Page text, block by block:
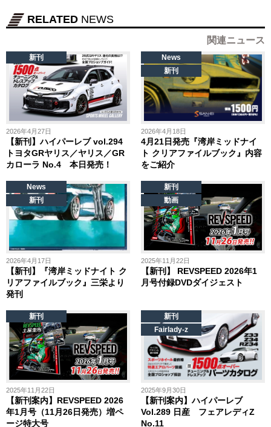
RELATED NEWS
関連ニュース
2026年4月27日
【新刊】ハイパーレブ vol.294
トヨタGRヤリス／ヤリス／GR
カローラ No.4 本日発売！
新刊
2026年4月18日
4月21日発売『湾岸ミッドナイ
ト クリアファイルブック』内容
をご紹介
News
新刊
2026年4月17日
【新刊】『湾岸ミッドナイト ク
リアファイルブック』三栄より
発刊
News
新刊
2025年11月22日
【新刊】 REVSPEED 2026年1
月号付録DVDダイジェスト
新刊
動画
2025年11月22日
【新刊案内】REVSPEED 2026
年1月号（11月26日発売）増ペ
ージ特大号
新刊
2025年9月30日
【新刊案内】ハイパーレブ
Vol.289 日産 フェアレディZ
No.11
新刊
Fairlady-z